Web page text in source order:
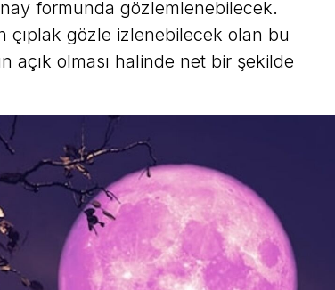
formunda gözlemlenebilecek.
çıplak gözle izlenebilecek olan bu
açık olması halinde net bir şekilde